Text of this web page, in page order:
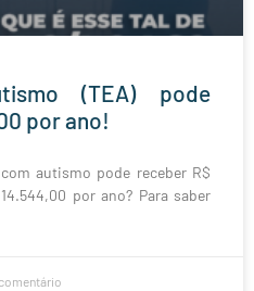
(TEA) pode
por ano!
autismo pode receber R$
por ano? Para saber